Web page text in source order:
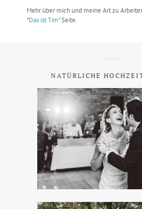
Mehr über mich und meine Art zu
"Das ist Tim" Seite.
NATÜRLICHE